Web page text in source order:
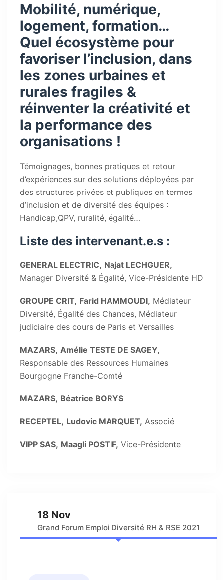
Mobilité, numérique,
logement, formation…
Quel écosystème pour
favoriser l’inclusion, dans
les zones urbaines et
rurales fragiles &
réinventer la créativité et
la performance des
organisations !
Témoignages, bonnes pratiques et retour
d’expériences sur des solutions déployées par
des structures privées et publiques en termes
d’inclusion et de diversité des équipes :
Handicap,QPV, ruralité, égalité…
Liste des intervenant.e.s :
GENERAL ELECTRIC, Najat LECHGUER,
Manager Diversité & Égalité, Vice-Présidente HD
GROUPE CRIT, Farid HAMMOUDI, Médiateur
Diversité, Égalité des Chances, Médiateur
judiciaire des cours de Paris et Versailles
MAZARS, Amélie TESTE DE SAGEY,
Responsable des Ressources Humaines
Bourgogne Franche-Comté
MAZARS, Béatrice BORYS
RECEPTEL, Ludovic MARQUET, Associé
VIPP SAS, Maagli POSTIF, Vice-Présidente
18 Nov
Grand Forum Emploi Diversité RH & RSE 2021